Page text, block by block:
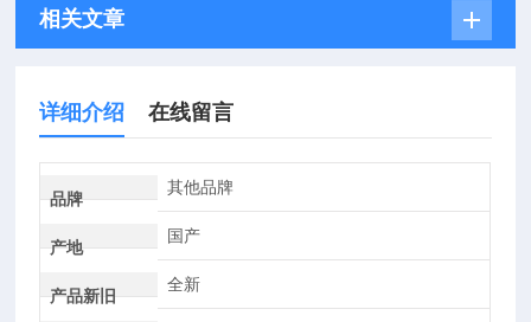
相关文章
详细介绍 在线留言
品牌
其他品牌
产地
国产
产品新旧
全新